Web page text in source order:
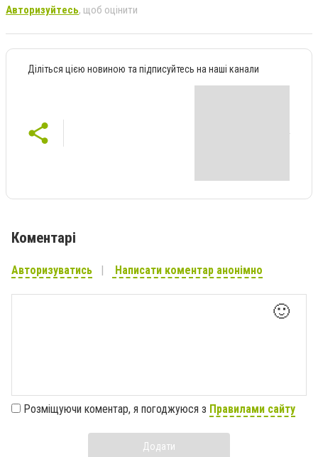
Авторизуйтесь, щоб оцінити
Діліться цією новиною та підписуйтесь на наші канали
Коментарі
Авторизуватись Написати коментар анонімно
🙂
Розміщуючи коментар, я погоджуюся з Правилами сайту
Додати